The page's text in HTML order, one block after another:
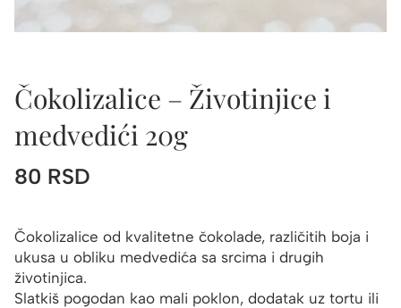
Čokolizalice – Životinjice i
medvedići 20g
80 RSD
Čokolizalice od kvalitetne čokolade, različitih boja i
ukusa u obliku medvedića sa srcima i drugih
životinjica.
Slatkiš pogodan kao mali poklon, dodatak uz tortu ili